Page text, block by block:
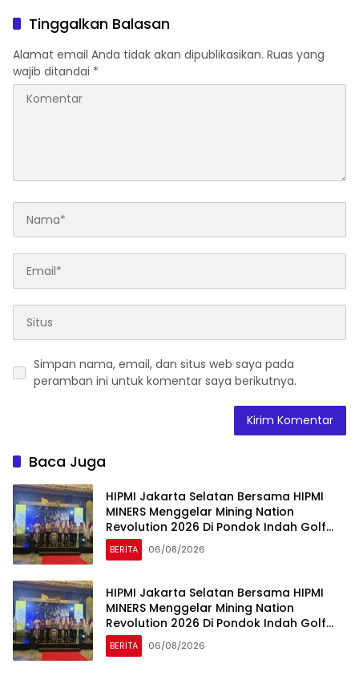
Ketahanan Pangan dan
Gizi Nasional
Simposium Nasional
bertema “Urgensi Undang-
Tinggalkan Balasan
Alamat email Anda tidak akan dipublikasikan. Ruas yang
wajib ditandai *
Simpan nama, email, dan situs web saya pada
peramban ini untuk komentar saya berikutnya.
Baca Juga
HIPMI Jakarta Selatan Bersama HIPMI
MINERS Menggelar Mining Nation
Revolution 2026 Di Pondok Indah Golf
Jakarta
BERITA 06/08/2026
HIPMI Jakarta Selatan Bersama HIPMI
MINERS Menggelar Mining Nation
Revolution 2026 Di Pondok Indah Golf
Jakarta
BERITA 06/08/2026